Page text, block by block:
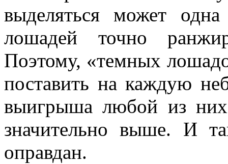
выделяться может
лошадей точно
Поэтому, «темных
поставить на каждую
выигрыша любой из них,
значительно выше. И
оправдан.